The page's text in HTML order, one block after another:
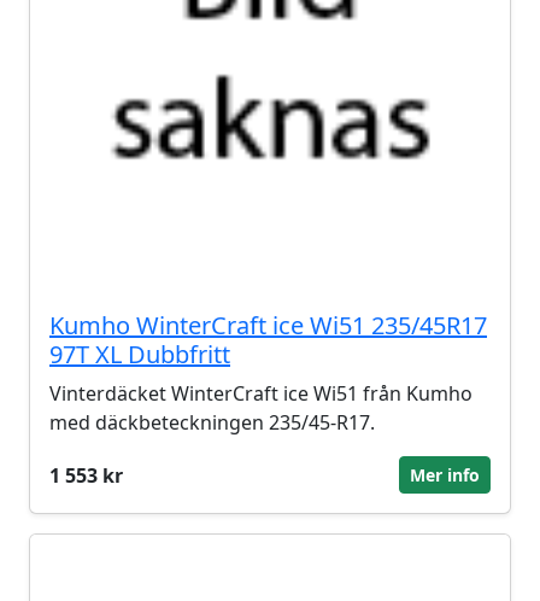
Kumho WinterCraft ice Wi51 235/45R17
97T XL Dubbfritt
Vinterdäcket WinterCraft ice Wi51 från Kumho
med däckbeteckningen 235/45-R17.
1 553 kr
Mer info